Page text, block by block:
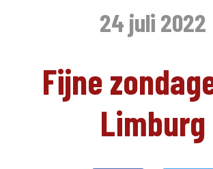
24 juli 2022
Fijne
Limburg